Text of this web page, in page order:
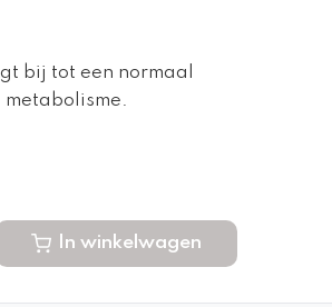
bij tot een normaal
In winkelwagen